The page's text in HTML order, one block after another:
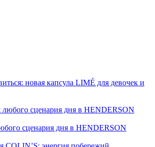
новая капсула LIMÉ для девочек и
сценария дня в HENDERSON